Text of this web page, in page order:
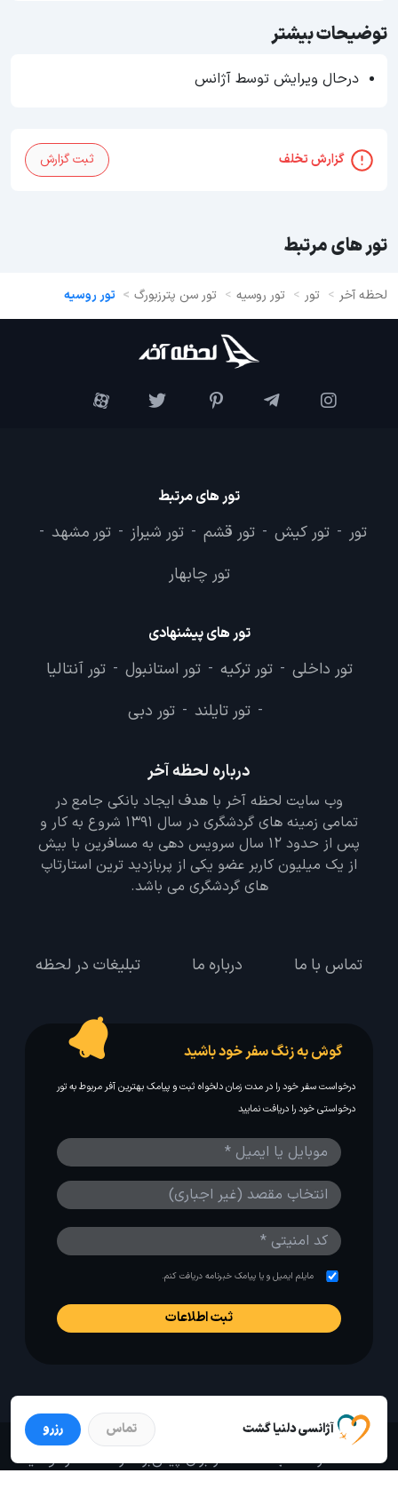
توضیحات بیشتر
درحال ویرایش توسط آژانس
گزارش تخلف ثبت گزارش
تور های مرتبط
آژانسی دلنیا گشت تماس رزرو
لحظه آخر تور تور روسیه تور سن پترزبورگ تور روسیه
تور های مرتبط
تور - تور کیش - تور قشم - تور شیراز - تور مشهد -
تور چابهار
تور های پیشنهادی
تور داخلی - تور ترکیه - تور استانبول - تور آنتالیا
- تور تایلند - تور دبی
درباره لحظه آخر
وب سایت لحظه آخر با هدف ایجاد بانکی جامع در
تمامی زمینه های گردشگری در سال 1391 شروع به کار و
پس از حدود 12 سال سرویس دهی به مسافرین با بیش
از یک میلیون کاربر عضو یکی از پربازدید ترین استارتاپ
های گردشگری می باشد.
تماس با ما درباره ما تبلیغات در لحظه
گوش به زنگ سفر خود باشید
درخواست سفر خود را در مدت زمان دلخواه ثبت و پیامک بهترین آفر مربوط به تور
درخواستی خود را دریافت نمایید
مایلم ایمیل و یا پیامک خبرنامه دریافت کنم.
استفاده از مطالب لحظه آخر برای پیش‌برد فرهنگ سفر توصیه